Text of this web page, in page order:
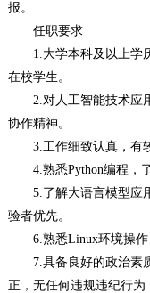
报。
任职要求
1.大学本科及以上学历
在校学生。
2.对人工智能技术应用
协作精神。
3.工作细致认真，有较
4.熟悉Python编程，了
5.了解大语言模型应用
验者优先。
6.熟悉Linux环境操作
7.具备良好的政治素质
正，无任何违规违纪行为